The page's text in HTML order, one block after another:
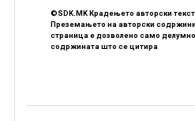
©SDK.MK Крадењето авторски
Преземањето на авторски
страница е дозволено само
содржината што се цитира